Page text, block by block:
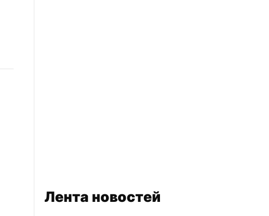
Лента новостей